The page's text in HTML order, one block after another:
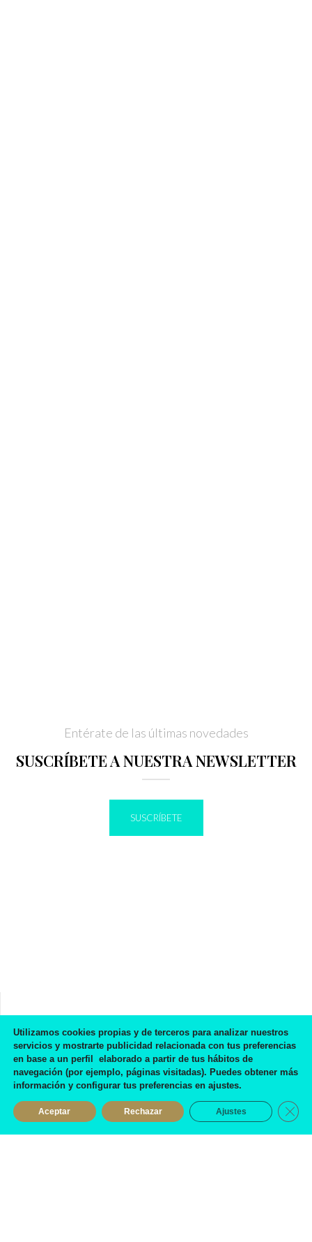
Entérate de las últimas novedades
SUSCRÍBETE A NUESTRA NEWSLETTER
SUSCRÍBETE
Preciosos zapatos, de buena calidad y la atención...
suprema!
Utilizamos cookies propias y de terceros para analizar nuestros
servicios y mostrarte publicidad relacionada con tus preferencias
en base a un perfil elaborado a partir de tus hábitos de
navegación (por ejemplo, páginas visitadas). Puedes obtener más
información y configurar tus preferencias en ajustes.
Aceptar Rechazar Ajustes